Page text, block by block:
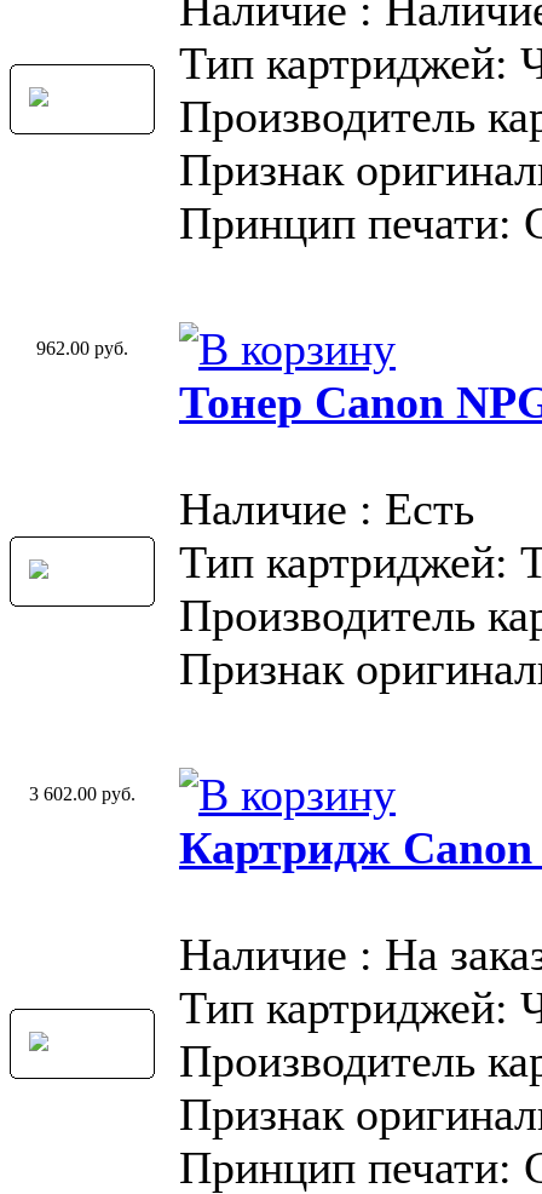
Тип картриджей:
Производитель
Признак
Принцип печати:
962.00 руб.
Тонер Canon
Наличие : Есть
Тип картриджей:
Производитель
Признак
3 602.00 руб.
Картридж Canon
Наличие : На
Тип картриджей:
Производитель
Признак
Принцип печати: